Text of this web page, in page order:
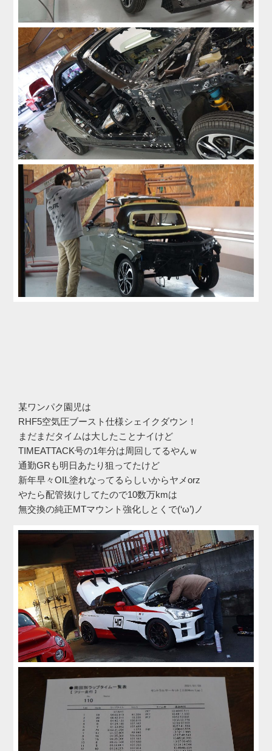
某ワンパク園児は
RHF5空気圧ブースト仕様シェイクダウン！
まだまだタイムは大したことナイけど
TIMEATTACK号の1年分は周回してるやんｗ
通勤GRも明日あたり狙ってたけど
新年早々OIL塗れなってるらしいからヤメorz
やたら配管抜けしてたので10数万kmは
無交換の純正MTマウント強化しとくで(‘ω’)ノ